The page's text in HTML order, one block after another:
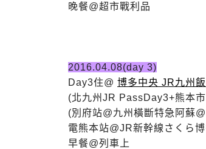
晚餐@超市戰利品
2016.04.08(day 3)
Day3住@ 博多中央 JR九州
(北九州JR PassDay3+熊本
(別府站@九州橫斷特急 阿蘇
電熊本站@JR新幹線さくら
早餐@列車上